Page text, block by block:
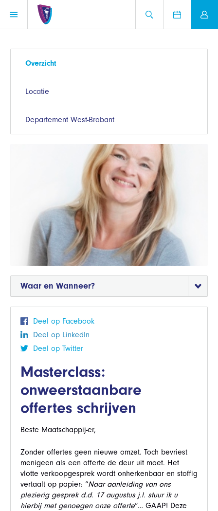
Overzicht
Locatie
Departement West-Brabant
Waar en Wanneer?
Deel op Facebook
Deel op LinkedIn
Deel op Twitter
Masterclass:
onweerstaanbare
offertes schrijven
Beste Maatschappij-er,
Zonder offertes geen nieuwe omzet. Toch bevriest
menigeen als een offerte de deur uit moet. Het
vlotte verkoopgesprek wordt onherkenbaar en stoffig
vertaalt op papier: “Naar aanleiding van ons
plezierig gesprek d.d. 17 augustus j.l. stuur ik u
hierbij met genoegen onze offerte”… GAAP! Deze